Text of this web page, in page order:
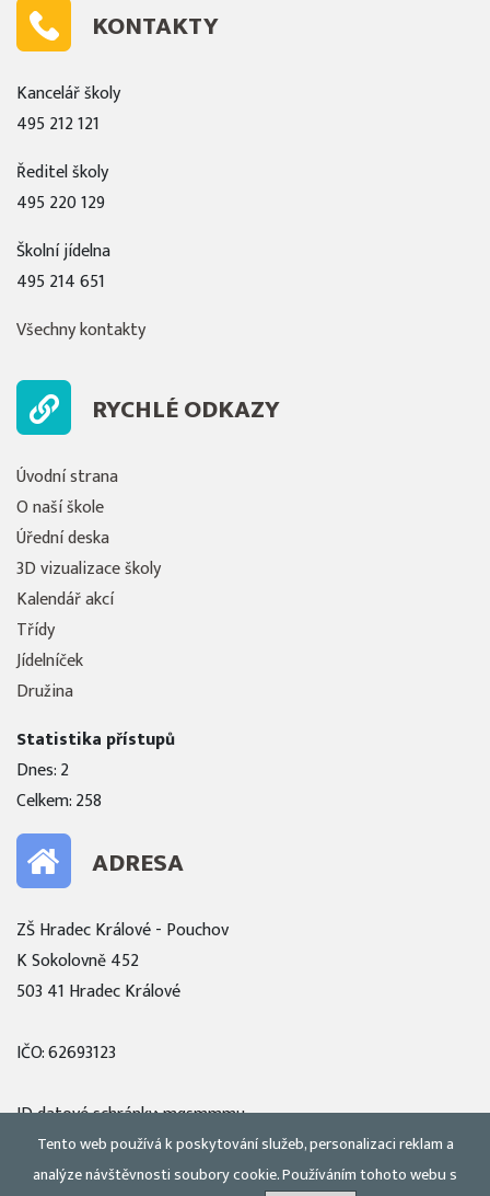
KONTAKTY
Kancelář školy
495 212 121
Ředitel školy
495 220 129
Školní jídelna
495 214 651
Všechny kontakty
RYCHLÉ ODKAZY
Úvodní strana
O naší škole
Úřední deska
3D vizualizace školy
Kalendář akcí
Třídy
Jídelníček
Družina
Statistika přístupů
Dnes: 2
Celkem: 258
ADRESA
ZŠ Hradec Králové - Pouchov
K Sokolovně 452
503 41 Hradec Králové
IČO: 62693123
ID datové schránky: mqsmmmu
Zobrazit mapu
Tento web používá k poskytování služeb, personalizaci reklam a
analýze návštěvnosti soubory cookie. Používáním tohoto webu s